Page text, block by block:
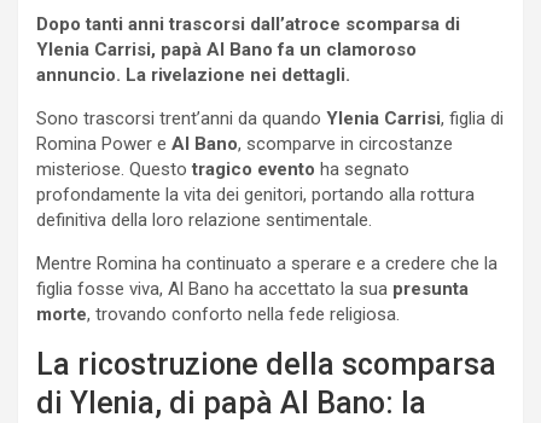
Dopo tanti anni trascorsi dall’atroce scomparsa di
Ylenia Carrisi, papà Al Bano fa un clamoroso
annuncio. La rivelazione nei dettagli.
Sono trascorsi trent’anni da quando Ylenia Carrisi, figlia di
Romina Power e Al Bano, scomparve in circostanze
misteriose. Questotragico evento ha segnato
profondamente la vita dei genitori, portando alla rottura
definitiva della loro relazione sentimentale.
Mentre Romina ha continuato a sperare e a credere che la
figlia fosse viva, Al Bano ha accettato la sua presunta
morte, trovando conforto nella fede religiosa.
La ricostruzione della scomparsa
di Ylenia, di papà Al Bano: la